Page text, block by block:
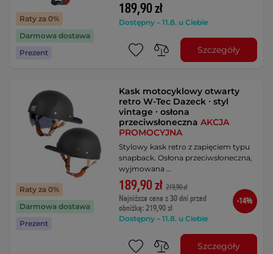
Raty za 0%
Darmowa dostawa
Prezent
189,90 zł
Dostępny – 11.8. u Ciebie
Szczegóły
Raty za 0%
Darmowa dostawa
Prezent
Kask motocyklowy otwarty
retro W-Tec Dazeck ∙ styl
vintage ∙ osłona
przeciwsłonecznaAKCJA
PROMOCYJNA
Stylowy kask retro z zapięciem typu
snapback. Osłona przeciwsłoneczna,
wyjmowana …
189,90 zł 219,90 zł
Najniższa cena z 30 dni przed
obniżką: 219,90 zł
Dostępny – 11.8. u Ciebie
-14%
Szczegóły